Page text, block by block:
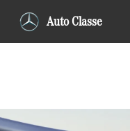
Auto Classe